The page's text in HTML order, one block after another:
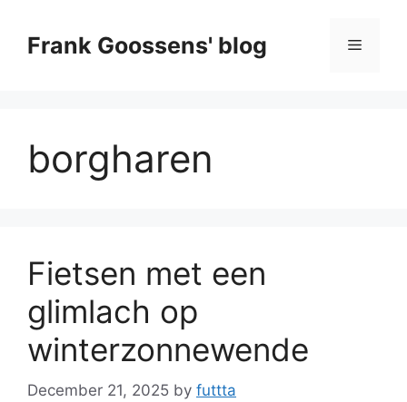
contentFrank Goossens' blog Menu
borgharen
Fietsen met een
glimlach op
winterzonnewende
December 21, 2025 by futtta